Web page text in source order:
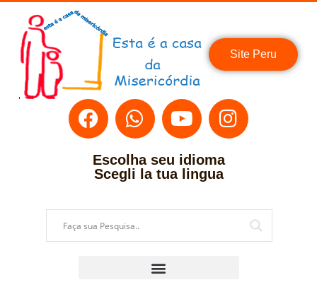
Site Peru
Escolha seu idioma
Scegli la tua lingua